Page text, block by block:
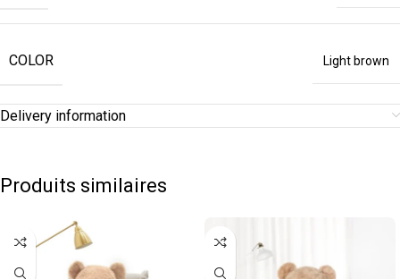
COLOR Light brown
Delivery information
Produits similaires